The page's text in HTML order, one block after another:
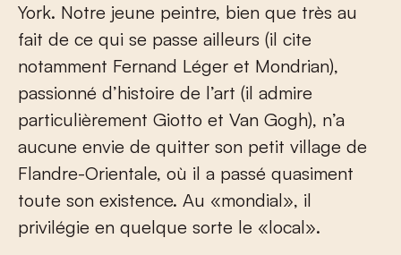
York. Notre jeune peintre, bien que très au
fait de ce qui se passe ailleurs (il cite
notamment Fernand Léger et Mondrian),
passionné d’histoire de l’art (il admire
particulièrement Giotto et Van Gogh), n’a
aucune envie de quitter son petit village de
Flandre-Orientale, où il a passé quasiment
toute son existence. Au «mondial», il
privilégie en quelque sorte le «local».